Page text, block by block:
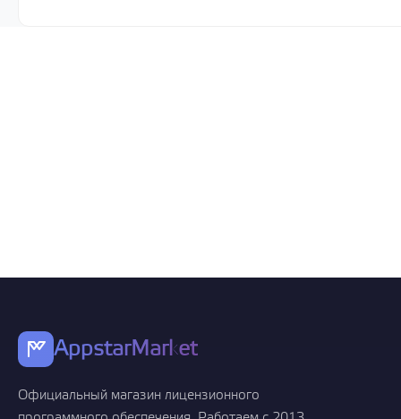
AppstarMarket
Официальный магазин лицензионного